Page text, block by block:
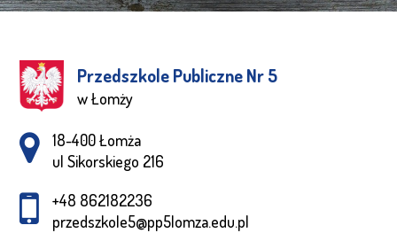
Przedszkole Publiczne Nr 5
w Łomży
Adres pocztowy:
18-400 Łomża
ul Sikorskiego 216
+48 862182236
przedszkole5@pp5lomza.edu.pl